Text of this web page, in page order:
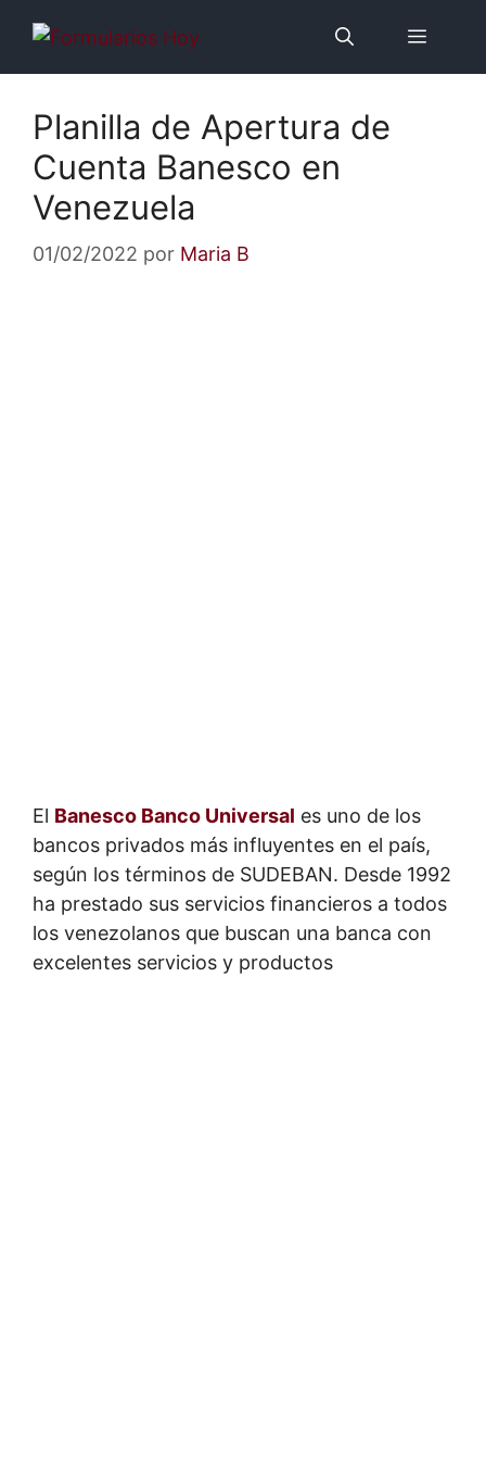
contenido
Menú
Planilla de Apertura de
Cuenta Banesco en
Venezuela
01/02/2022 por Maria B
El Banesco Banco Universal es uno de los
bancos privados más influyentes en el país,
según los términos de SUDEBAN. Desde 1992
ha prestado sus servicios financieros a todos
los venezolanos que buscan una banca con
excelentes servicios y productos